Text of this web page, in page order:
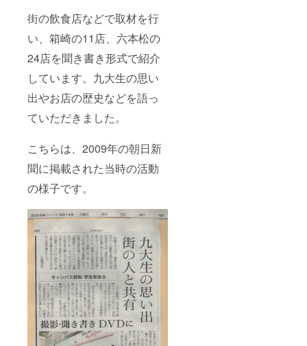
街の飲食店などで取材を行
い、箱崎の11店、六本松の
24店を聞き書き形式で紹介
しています。九大生の思い
出やお店の歴史などを語っ
ていただきました。
こちらは、2009年の朝日新
聞に掲載された当時の活動
の様子です。